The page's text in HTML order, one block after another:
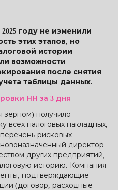
году не изменили
этих этапов, но
истории
возможности
после снятия
таблицы данных.
НН за 3 дня
зерном) получило
всех налоговых накладных,
рисковых.
директор
других предприятий,
историю. Компания
подтверждающие
(договор, расходные